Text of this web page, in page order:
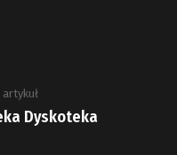
Dyskoteka